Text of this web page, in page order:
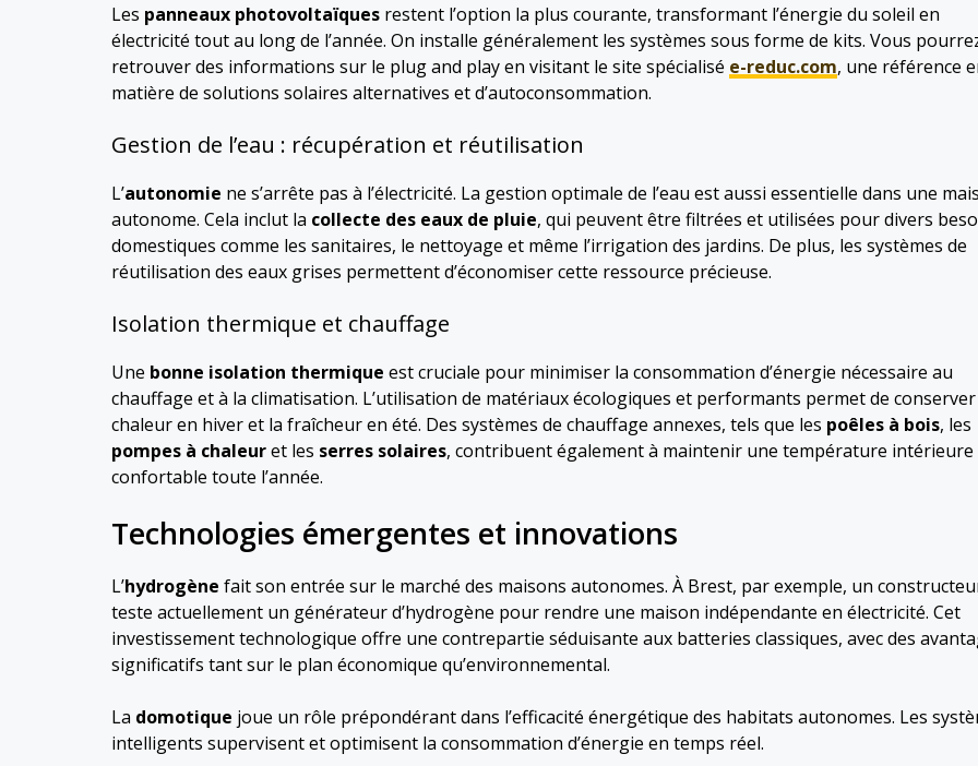
Les panneaux photovoltaïques restent l’option la plus courante, transformant l’énergie du soleil en
électricité tout au long de l’année. On installe généralement les systèmes sous forme de kits. Vous
retrouver des informations sur le plug and play en visitant le site spécialisé e-reduc.com, une référence
matière de solutions solaires alternatives et d’autoconsommation.
Gestion de l’eau : récupération et réutilisation
L’autonomie ne s’arrête pas à l’électricité. La gestion optimale de l’eau est aussi essentielle dans une
autonome. Cela inclut la collecte des eaux de pluie, qui peuvent être filtrées et utilisées pour divers
domestiques comme les sanitaires, le nettoyage et même l’irrigation des jardins. De plus, les systèmes de
réutilisation des eaux grises permettent d’économiser cette ressource précieuse.
Isolation thermique et chauffage
Une bonne isolation thermique est cruciale pour minimiser la consommation d’énergie nécessaire au
chauffage et à la climatisation. L’utilisation de matériaux écologiques et performants permet de
chaleur en hiver et la fraîcheur en été. Des systèmes de chauffage annexes, tels que les poêles à bois, les
pompes à chaleuret les serres solaires, contribuent également à maintenir une température intérieure
confortable toute l’année.
Technologies émergentes et innovations
L’hydrogène fait son entrée sur le marché des maisons autonomes. À Brest, par exemple, un
teste actuellement un générateur d’hydrogène pour rendre une maison indépendante en électricité. Cet
investissement technologique offre une contrepartie séduisante aux batteries classiques, avec des
significatifs tant sur le plan économique qu’environnemental.
La domotique joue un rôle prépondérant dans l’efficacité énergétique des habitats autonomes. Les
intelligents supervisent et optimisent la consommation d’énergie en temps réel.